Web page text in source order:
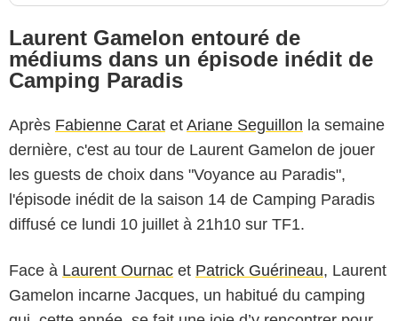
Laurent Gamelon entouré de
médiums dans un épisode inédit de
Camping Paradis
Après Fabienne Carat et Ariane Seguillon la semaine
dernière, c'est au tour de Laurent Gamelon de jouer
les guests de choix dans "Voyance au Paradis",
l'épisode inédit de la saison 14 de Camping Paradis
diffusé ce lundi 10 juillet à 21h10 sur TF1.
Face à Laurent Ournac et Patrick Guérineau, Laurent
Gamelon incarne Jacques, un habitué du camping